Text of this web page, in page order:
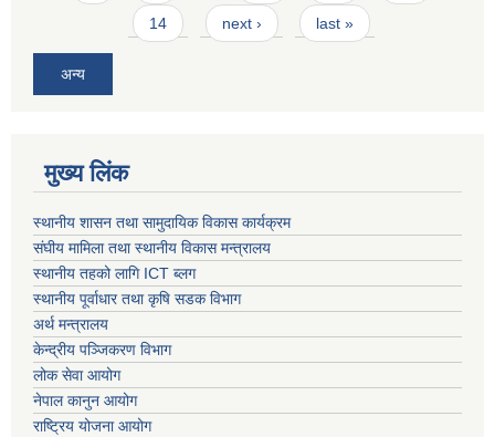
14 next › last »
अन्य
मुख्य लिंक
स्थानीय शासन तथा सामुदायिक विकास कार्यक्रम
संघीय मामिला तथा स्थानीय विकास मन्त्रालय
स्थानीय तहको लागि ICT ब्लग
स्थानीय पूर्वाधार तथा कृषि सडक विभाग
अर्थ मन्त्रालय
केन्द्रीय पञ्जिकरण विभाग
लोक सेवा आयोग
नेपाल कानुन आयोग
राष्ट्रिय योजना आयोग